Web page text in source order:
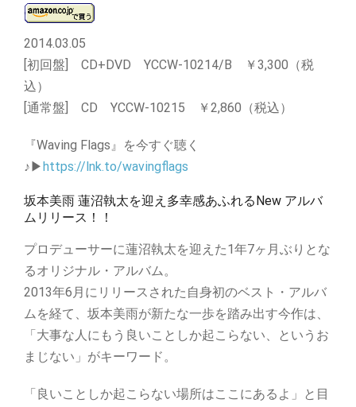
2014.03.05
[初回盤] CD+DVD YCCW-10214/B ￥3,300（税
込）
[通常盤] CD YCCW-10215 ￥2,860（税込）
『Waving Flags』を今すぐ聴く
♪▶https://lnk.to/wavingflags
坂本美雨 蓮沼執太を迎え多幸感あふれるNew アルバ
ムリリース！！
プロデューサーに蓮沼執太を迎えた1年7ヶ月ぶりとな
るオリジナル・アルバム。
2013年6月にリリースされた自身初のベスト・アルバ
ムを経て、坂本美雨が新たな一歩を踏み出す今作は、
「大事な人にもう良いことしか起こらない、というお
まじない」がキーワード。
「良いことしか起こらない場所はここにあるよ」と目